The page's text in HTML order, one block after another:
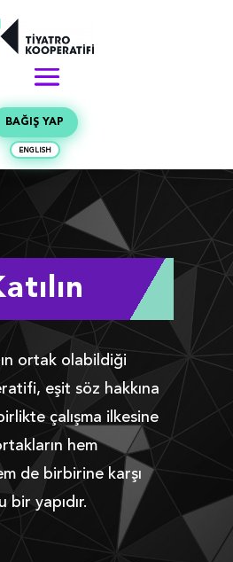
BAĞIŞ YAP
ENGLISH
ortak olabildiği
eşit söz hakkına
çalışma ilkesine
hem
de birbirine karşı
bir yapıdır.